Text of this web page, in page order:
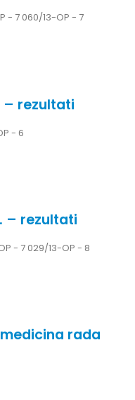
- 7 060/13-OP - 7
– rezultati
- 6
– rezultati
- 7 029/13-OP - 8
rada